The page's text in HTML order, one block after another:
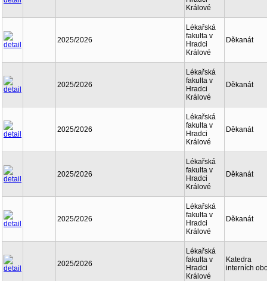
Králové
2025/2026
Lékařská
fakulta v
Hradci
Králové
Děkanát
2025/2026
Lékařská
fakulta v
Hradci
Králové
Děkanát
2025/2026
Lékařská
fakulta v
Hradci
Králové
Děkanát
2025/2026
Lékařská
fakulta v
Hradci
Králové
Děkanát
2025/2026
Lékařská
fakulta v
Hradci
Králové
Děkanát
2025/2026
Lékařská
fakulta v
Hradci
Králové
Katedra
interních